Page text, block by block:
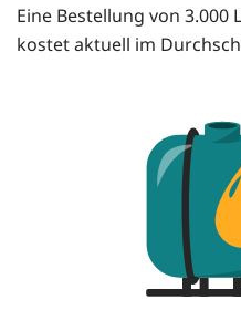
Eine Bestellung von 3.000
kostet aktuell im